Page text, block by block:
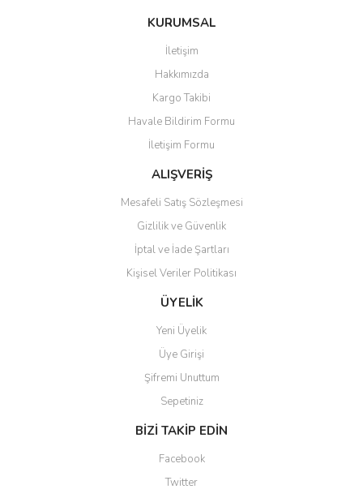
Bu ürüne ilk yorumu siz yapın!
Ürün resmi kalitesiz, bozuk veya görüntülenemiyor.
Ürün açıklamasında eksik bilgiler bulunuyor.
Ürün bilgilerinde hatalar bulunuyor.
Ürün fiyatı diğer sitelerden daha pahalı.
Bu ürüne benzer farklı alternatifler olmalı.
Gönder
KURUMSAL
İletişim
Hakkımızda
Kargo Takibi
Havale Bildirim Formu
İletişim Formu
ALIŞVERİŞ
Mesafeli Satış Sözleşmesi
Gizlilik ve Güvenlik
İptal ve İade Şartları
Kişisel Veriler Politikası
ÜYELİK
Yeni Üyelik
Üye Girişi
Şifremi Unuttum
Sepetiniz
BİZİ TAKİP EDİN
Facebook
Twitter